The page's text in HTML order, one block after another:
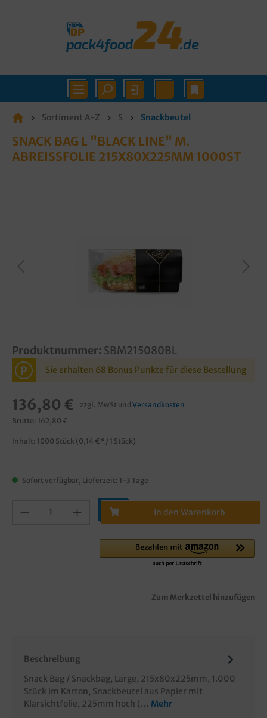
Sortiment A-Z S Snackbeutel
SNACK BAG L "BLACK LINE" M.
ABREISSFOLIE 215X80X225MM 1000ST
Produktnummer: SBM215080BL
P Sie erhalten 68 Bonus Punkte für diese Bestellung
136,80 € zzgl. MwSt und Versandkosten
Brutto: 162,80 €
Inhalt: 1000 Stück (0,14 €* / 1 Stück)
Sofort verfügbar, Lieferzeit: 1-3 Tage
In den Warenkorb
Zum Merkzettel hinzufügen
Beschreibung
Snack Bag / Snackbag, Large, 215x80x225mm, 1.000
Stück im Karton, Snackbeutel aus Papier mit
Klarsichtfolie, 225mm hoch (… Mehr